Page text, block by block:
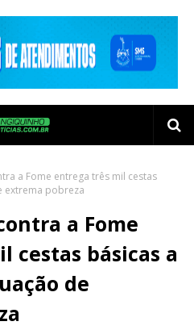
a Fome entrega três mil cestas
extrema pobreza
a Fome
cestas básicas a
de